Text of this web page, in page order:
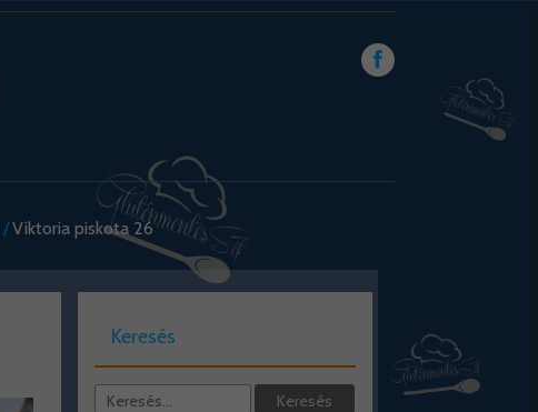
Viktoria piskota 26
Keresés